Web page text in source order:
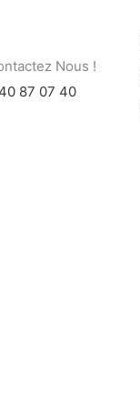
Nous !
87 07 40